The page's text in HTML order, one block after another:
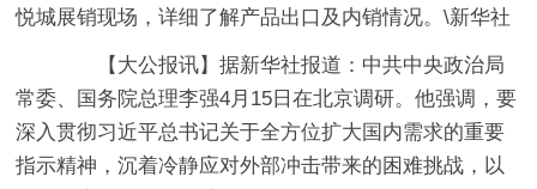
悦城展销现场，详细了解产品出口及内销情况。\新华社
【大公报讯】据新华社报道：中共中央政治局
常委、国务院总理李强4月15日在北京调研。他强调，要
深入贯彻习近平总书记关于全方位扩大国内需求的重要
指示精神，沉着冷静应对外部冲击带来的困难挑战，以